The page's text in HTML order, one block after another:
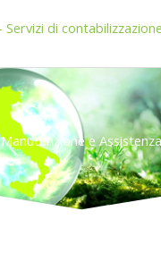
Manutenzione e Assistenza